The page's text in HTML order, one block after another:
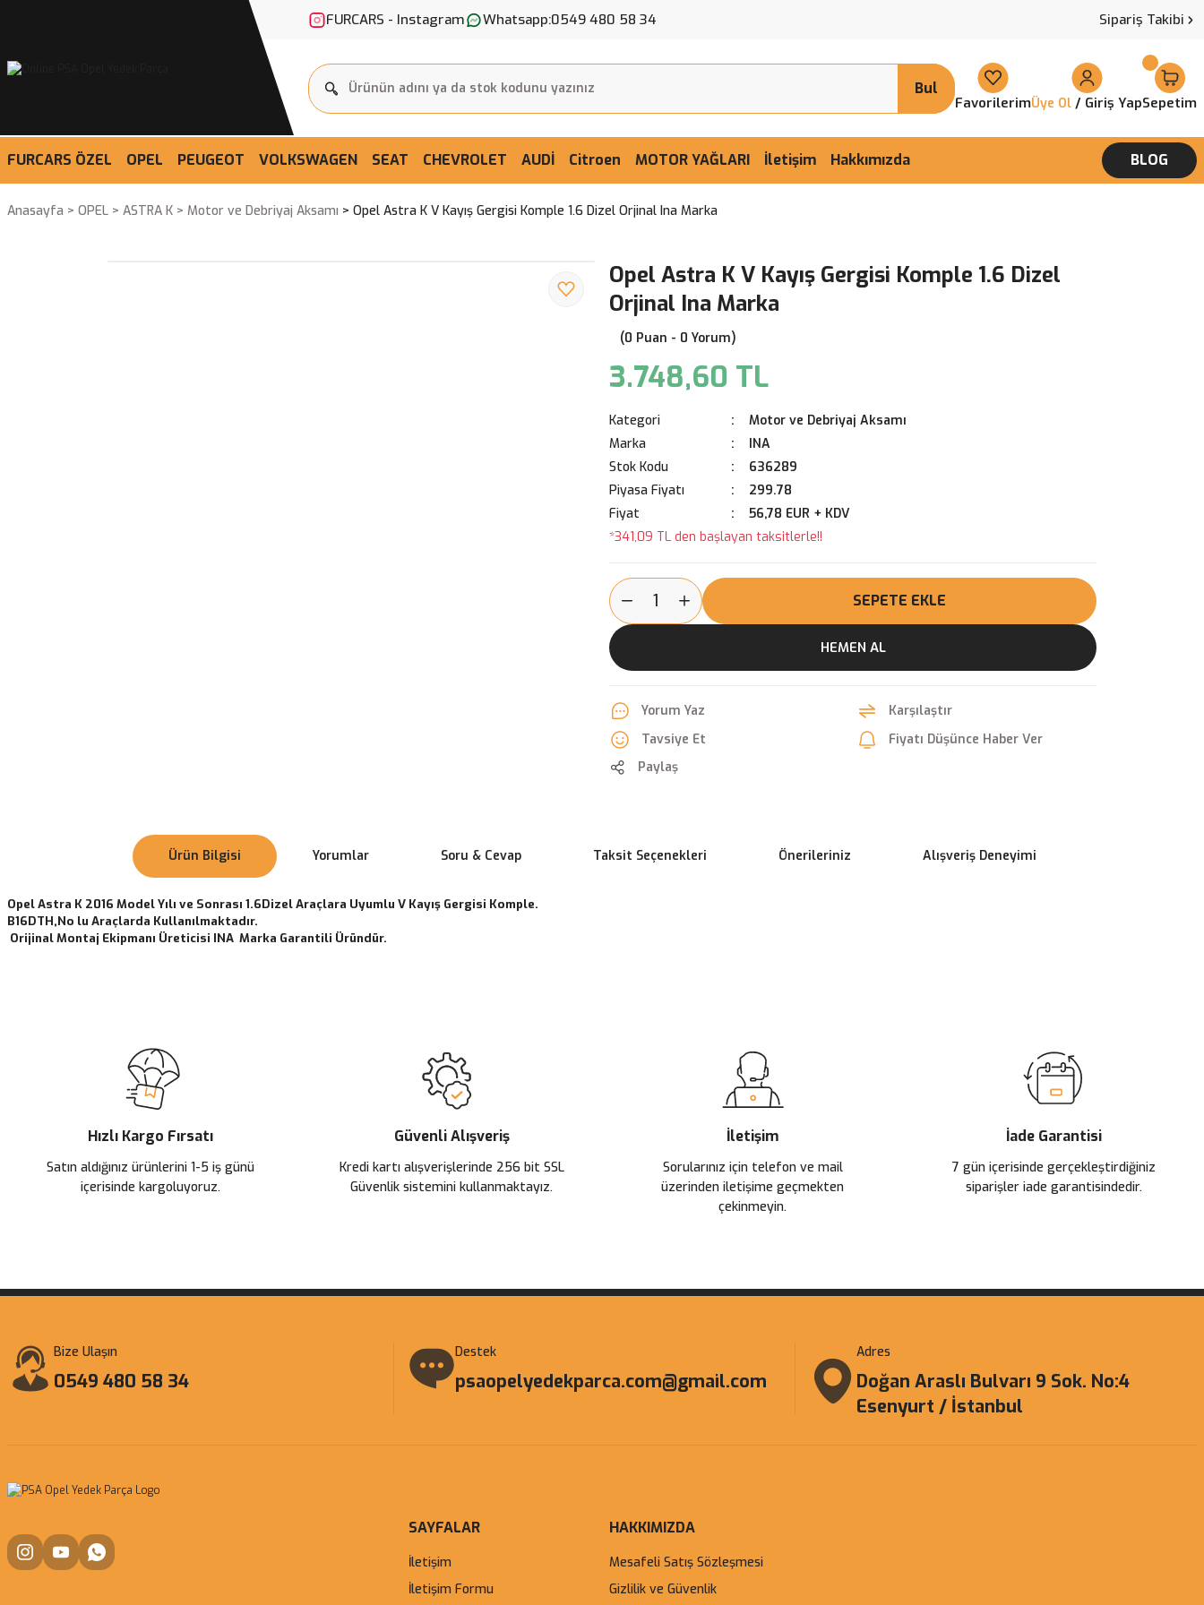
FURCARS - Instagram Whatsapp:0549 480 58 34 Sipariş Takibi
Bul
FavorilerimÜye Ol / Giriş YapSepetim
FURCARS ÖZEL OPEL PEUGEOT VOLKSWAGEN SEAT CHEVROLET AUDİ Citroen MOTOR YAĞLARI İletişim Hakkımızda BLOG
Anasayfa OPEL ASTRA K Motor ve Debriyaj Aksamı Opel Astra K V Kayış Gergisi Komple 1.6 Dizel Orjinal Ina Marka
Opel Astra K V Kayış Gergisi Komple 1.6 Dizel
Orjinal Ina Marka
(0 Puan - 0 Yorum)
3.748,60 TL
Kategori
Motor ve Debriyaj Aksamı
Marka
INA
Stok Kodu
636289
Piyasa Fiyatı
299.78
Fiyat
56,78 EUR + KDV
*341,09 TL den başlayan taksitlerle!!
SEPETE EKLE
HEMEN AL
Yorum Yaz
Karşılaştır
Tavsiye Et
Fiyatı Düşünce Haber Ver
Paylaş
Ürün Bilgisi Yorumlar Soru & Cevap Taksit Seçenekleri Önerileriniz Alışveriş Deneyimi
Opel Astra K 2016 Model Yılı ve Sonrası 1.6Dizel Araçlara Uyumlu V Kayış Gergisi Komple.
B16DTH,No lu Araçlarda Kullanılmaktadır.
Orijinal Montaj Ekipmanı Üreticisi INA Marka Garantili Üründür.
Ürün açıklamasında eksik bilgiler bulunuyor.
Ürün bilgilerinde hatalar bulunuyor.
Ürün fiyatı diğer sitelerden daha pahalı.
Bu ürüne benzer farklı alternatifler olmalı.
Hızlı Kargo Fırsatı
Satın aldığınız ürünlerini 1-5 iş günü
içerisinde kargoluyoruz.
Güvenli Alışveriş
Kredi kartı alışverişlerinde 256 bit SSL
Güvenlik sistemini kullanmaktayız.
İletişim
Sorularınız için telefon ve mail
üzerinden iletişime geçmekten
çekinmeyin.
İade Garantisi
7 gün içerisinde gerçekleştirdiğiniz
siparişler iade garantisindedir.
Bize Ulaşın
0549 480 58 34
Destek
psaopelyedekparca.com@gmail.com
Adres
Doğan Araslı Bulvarı 9 Sok. No:4
Esenyurt / İstanbul
SAYFALAR
İletişim
İletişim Formu
HAKKIMIZDA
Mesafeli Satış Sözleşmesi
Gizlilik ve Güvenlik